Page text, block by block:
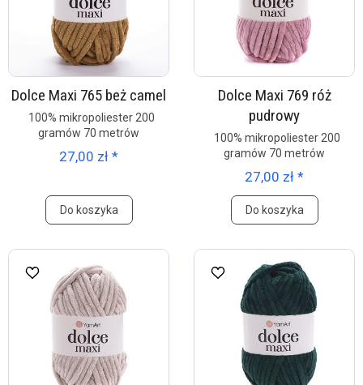
Dolce Maxi 765 beż camel
100% mikropoliester 200
gramów 70 metrów
27,00 zł *
Do koszyka
Dolce Maxi 769 róż
pudrowy
100% mikropoliester 200
gramów 70 metrów
27,00 zł *
Do koszyka